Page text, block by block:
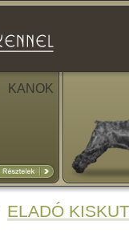
KANOK
ELADÓ